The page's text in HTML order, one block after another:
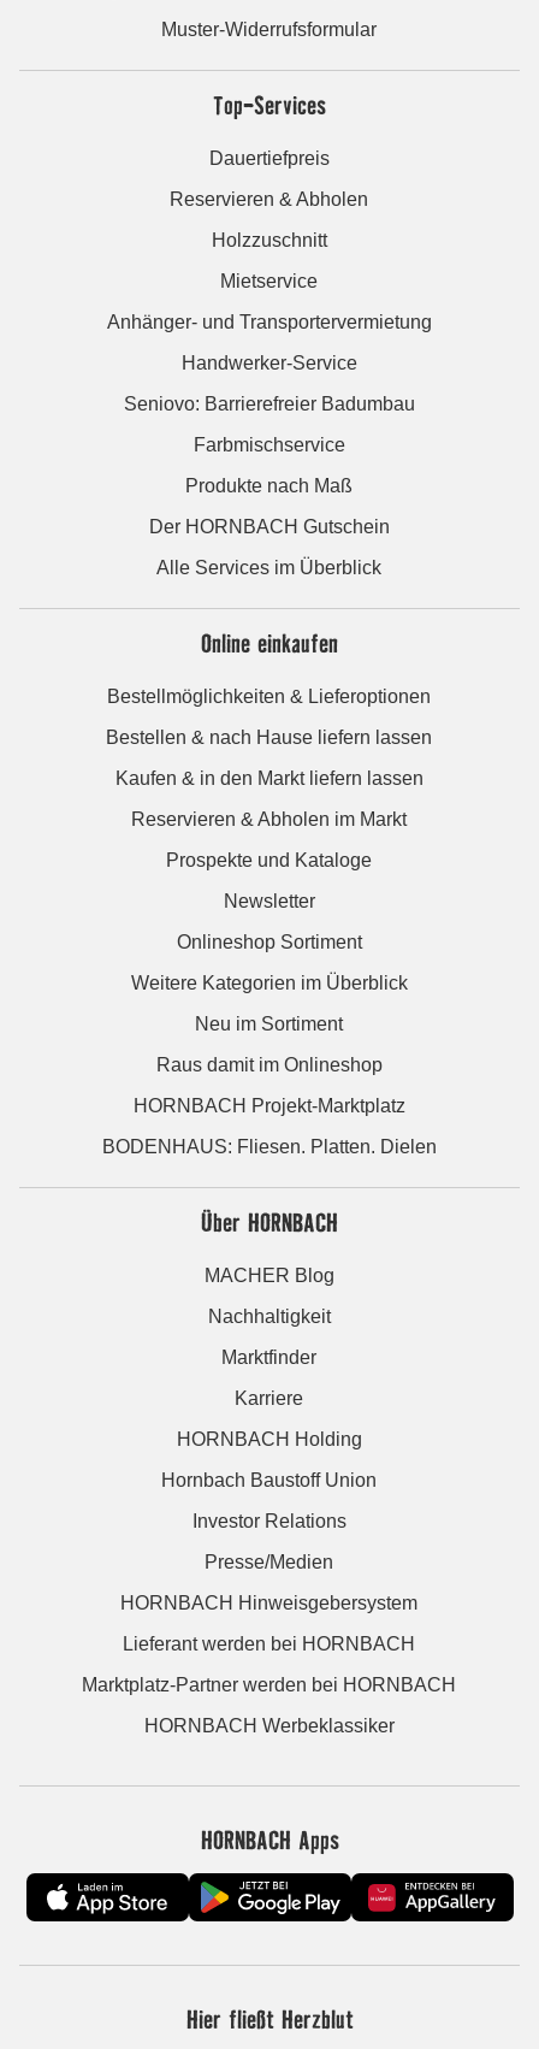
Muster-Widerrufsformular
Top-Services
Dauertiefpreis
Reservieren & Abholen
Holzzuschnitt
Mietservice
Anhänger- und Transportervermietung
Handwerker-Service
Seniovo: Barrierefreier Badumbau
Farbmischservice
Produkte nach Maß
Der HORNBACH Gutschein
Alle Services im Überblick
Online einkaufen
Bestellmöglichkeiten & Lieferoptionen
Bestellen & nach Hause liefern lassen
Kaufen & in den Markt liefern lassen
Reservieren & Abholen im Markt
Prospekte und Kataloge
Newsletter
Onlineshop Sortiment
Weitere Kategorien im Überblick
Neu im Sortiment
Raus damit im Onlineshop
HORNBACH Projekt-Marktplatz
BODENHAUS: Fliesen. Platten. Dielen
Über HORNBACH
MACHER Blog
Nachhaltigkeit
Marktfinder
Karriere
HORNBACH Holding
Hornbach Baustoff Union
Investor Relations
Presse/Medien
HORNBACH Hinweisgebersystem
Lieferant werden bei HORNBACH
Marktplatz-Partner werden bei HORNBACH
HORNBACH Werbeklassiker
HORNBACH Apps
Hier fließt Herzblut